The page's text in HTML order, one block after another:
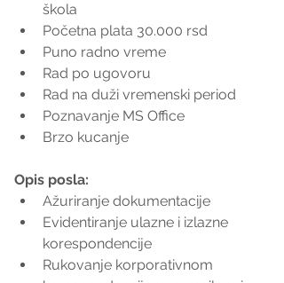
škola
Početna plata 30.000 rsd
Puno radno vreme
Rad po ugovoru
Rad na duži vremenski period
Poznavanje MS Office
Brzo kucanje
Opis posla:
Ažuriranje dokumentacije
Evidentiranje ulazne i izlazne
korespondencije
Rukovanje korporativnom